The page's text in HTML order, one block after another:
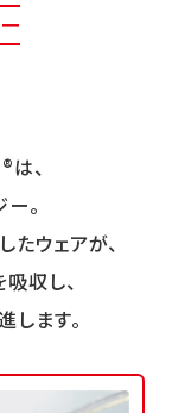
、
。
ウェアが、
収し、
ます。